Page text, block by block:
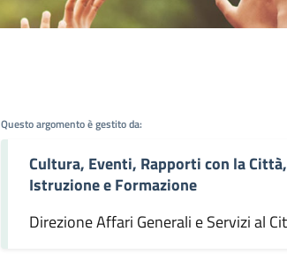
Questo argomento è gestito da:
Cultura, Eventi, Rapporti con la Città,
Istruzione e Formazione
Direzione Affari Generali e Servizi al